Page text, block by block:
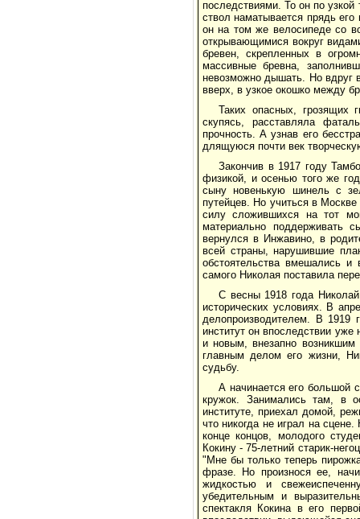
последствиями. То он по узкой
ствол наматывается прядь
он на том же велосипеде со
открывающимися вокруг
бревен, скрепленных в
массивные бревна,
невозможно дышать. Но вдруг
вверх, в узкое окошко между
Таких опасных, грозящих
скупясь, расставляла
прочность. А узнав его
длящуюся почти век
Закончив в 1917 году
физикой, и осенью того же
сыну новенькую шинель с
путейцев. Но учиться в
силу сложившихся на тот
материально поддерживать
вернулся в Инжавино, в
всей страны, нарушившие
обстоятельства вмешались
самого Николая поставила
С весны 1918 года
исторических условиях. В
делопроизводителем. В 1919
институт он впоследствии
и новым, внезапно возникшим
главным делом его жизни,
судьбу.
А начинается его большой
кружок. Занимались там, в
институте, приехал домой,
что никогда не играл на
конце концов, молодого
Кокину - 75-летний старик-
"Мне бы только теперь
фразе. Но произнося ее,
жидкостью и
убедительным и
спектакля Кокина в его